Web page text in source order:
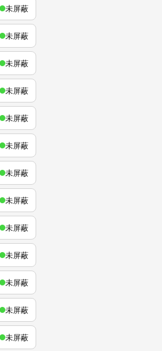
未屏蔽
未屏蔽
未屏蔽
未屏蔽
未屏蔽
未屏蔽
未屏蔽
未屏蔽
未屏蔽
未屏蔽
未屏蔽
未屏蔽
未屏蔽